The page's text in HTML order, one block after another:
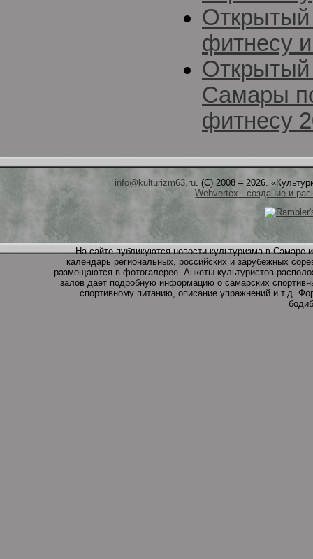
Открытый
фитнесу и
Открытый
Самары
фитнесу
info@kulturizm63.ru . (C) 2008 – 2026.
Webvertex - создание и
На сайте публикуются новости культуризма в
календарь региональных, российских и зарубежных
размещаются в фотогалерее. Анкеты культуристов
залов дает подробную информацию о самарских
спортивному питанию, описание упражнений и т.д.